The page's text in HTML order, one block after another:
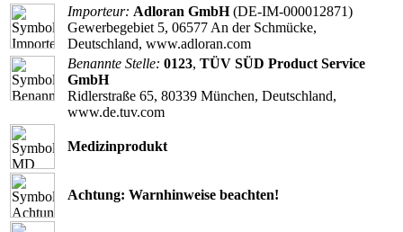
Importeur: Adloran GmbH(DE-IM-000012871)
Gewerbegebiet 5, 06577 An der Schmücke,
Deutschland, www.adloran.com
Benannte Stelle: 0123, TÜV SÜD Product Service
GmbH
Ridlerstraße 65, 80339 München, Deutschland,
www.de.tuv.com
Medizinprodukt
Achtung: Warnhinweise beachten!